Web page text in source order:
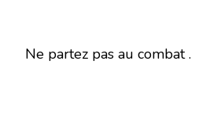
Ne partez pas au combat .